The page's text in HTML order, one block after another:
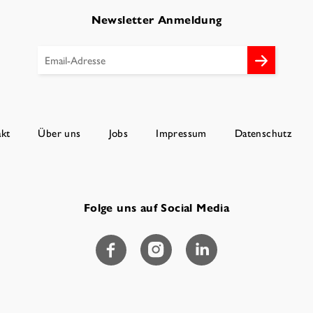
Newsletter Anmeldung
Über uns Jobs Impressum Datenschutz
Folge uns auf Social Media